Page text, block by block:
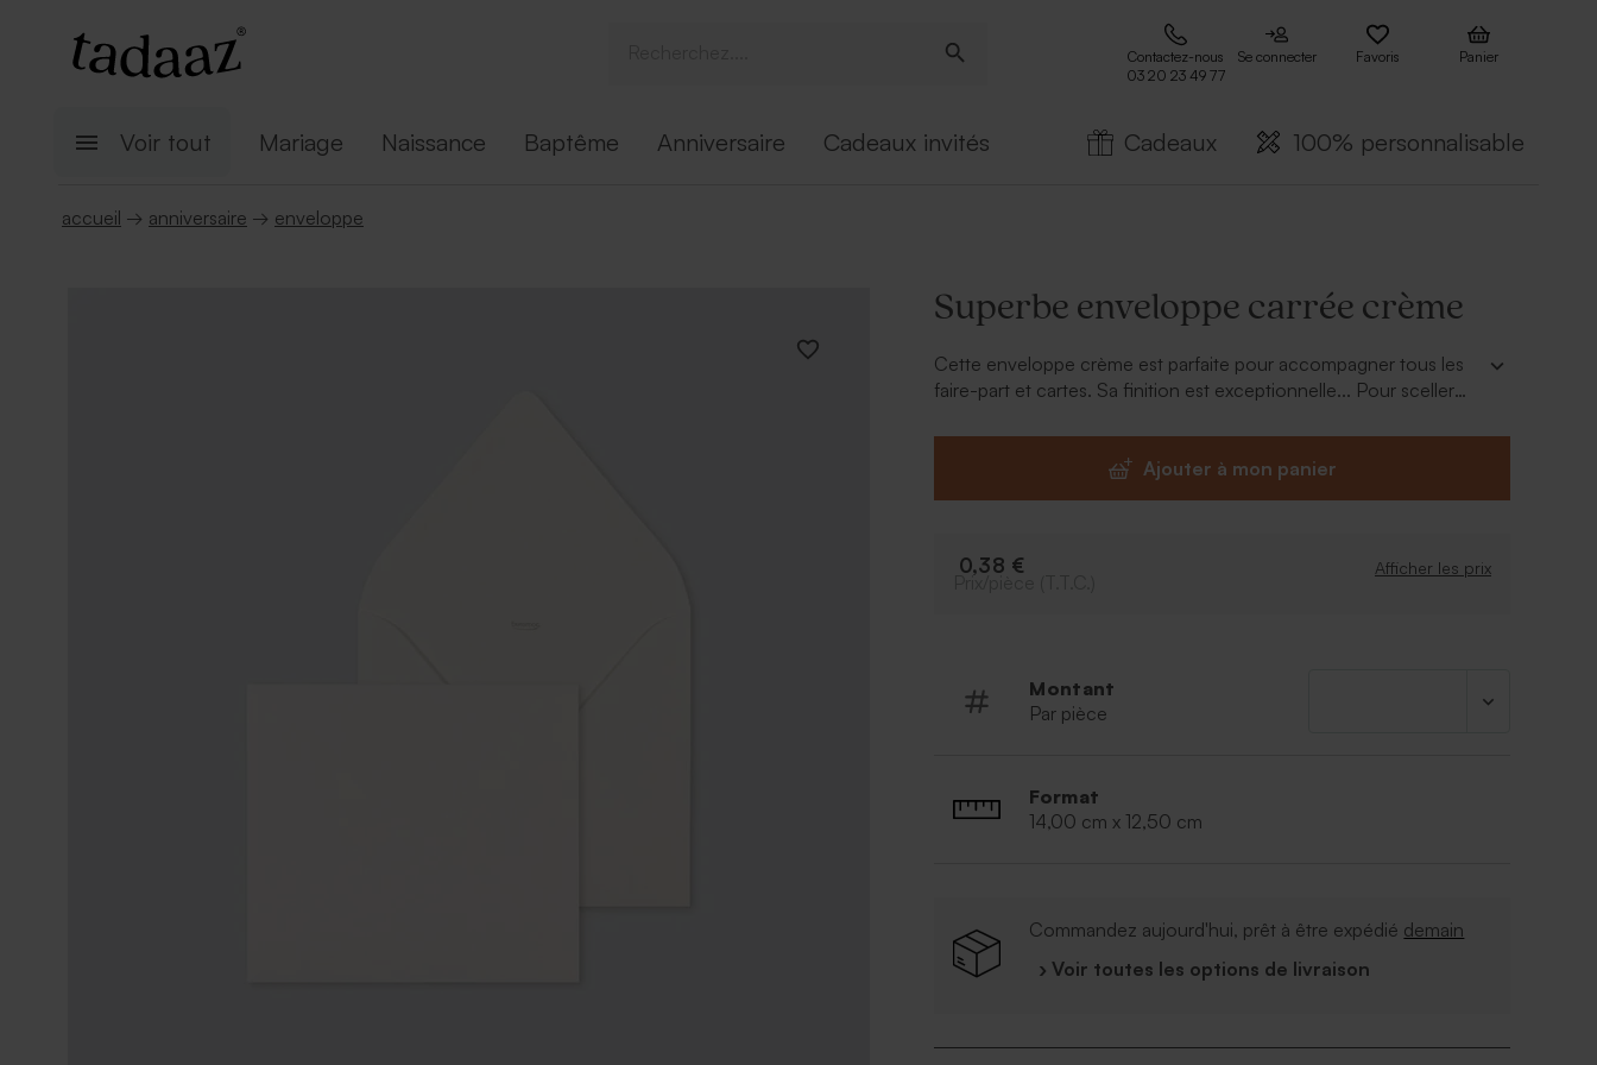
Contactez-nous
03 20 23 49 77
Se connecter Favoris Panier
Voir tout Mariage Naissance Baptême Anniversaire Cadeaux invités Cadeaux 100% personnalisable
accueil → anniversaire → enveloppe
Superbe enveloppe carrée crème
Cette enveloppe crème est parfaite pour accompagner tous les
faire-part et cartes. Sa finition est exceptionnelle... Pour sceller
arrière et le tour est joué.
Ajouter à mon panier
0,38 € Afficher les prix
Montant
Par pièce
Format
14,00 cm x 12,50 cm
Commandez aujourd'hui, prêt à être expédié demain
› Voir toutes les options de livraison